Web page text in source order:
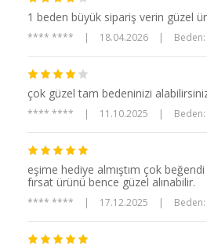
1 beden büyük sipariş verin güzel
**** **** | 18.04.2026 | Beden:
çok güzel tam bedeninizi
**** **** | 11.10.2025 | Beden:
eşime hediye almıştım çok
fırsat ürünü bence güzel alınabilir.
**** **** | 17.12.2025 | Beden: